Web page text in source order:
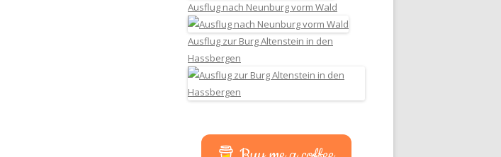
Ausflug nach Neunburg vorm Wald
Ausflug zur Burg Altenstein in den
Hassbergen